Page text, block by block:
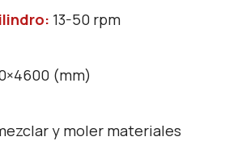
13-50 rpm
(mm)
y moler materiales